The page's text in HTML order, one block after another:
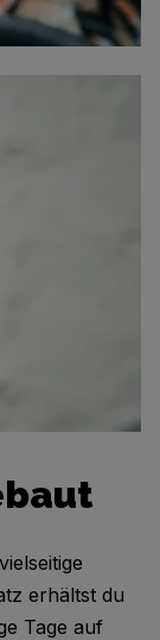
erhältst du
Tage auf